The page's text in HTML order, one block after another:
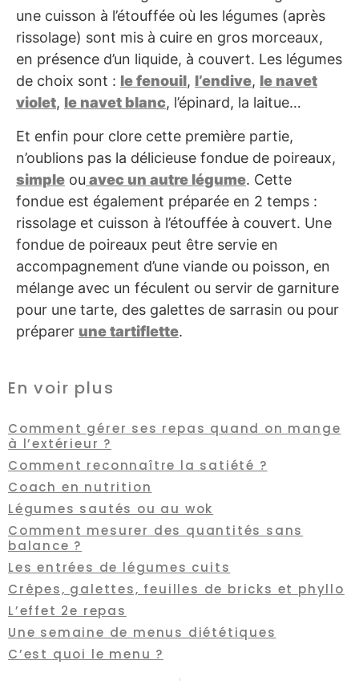
une cuisson à l’étouffée où les légumes (après
rissolage) sont mis à cuire en gros morceaux,
en présence d’un liquide, à couvert. Les légumes
de choix sont : le fenouil, l’endive, le navet
violet, le navet blanc, l’épinard, la laitue…
Et enfin pour clore cette première partie,
n’oublions pas la délicieuse fondue de poireaux,
simple ou avec un autre légume. Cette
fondue est également préparée en 2 temps :
rissolage et cuisson à l’étouffée à couvert. Une
fondue de poireaux peut être servie en
accompagnement d’une viande ou poisson, en
mélange avec un féculent ou servir de garniture
pour une tarte, des galettes de sarrasin ou pour
préparer une tartiflette.
En voir plus
Comment gérer ses repas quand on mange
à l’extérieur ?
Comment reconnaître la satiété ?
Coach en nutrition
Légumes sautés ou au wok
Comment mesurer des quantités sans
balance ?
Les entrées de légumes cuits
Crêpes, galettes, feuilles de bricks et phyllo
L’effet 2e repas
Une semaine de menus diététiques
C’est quoi le menu ?